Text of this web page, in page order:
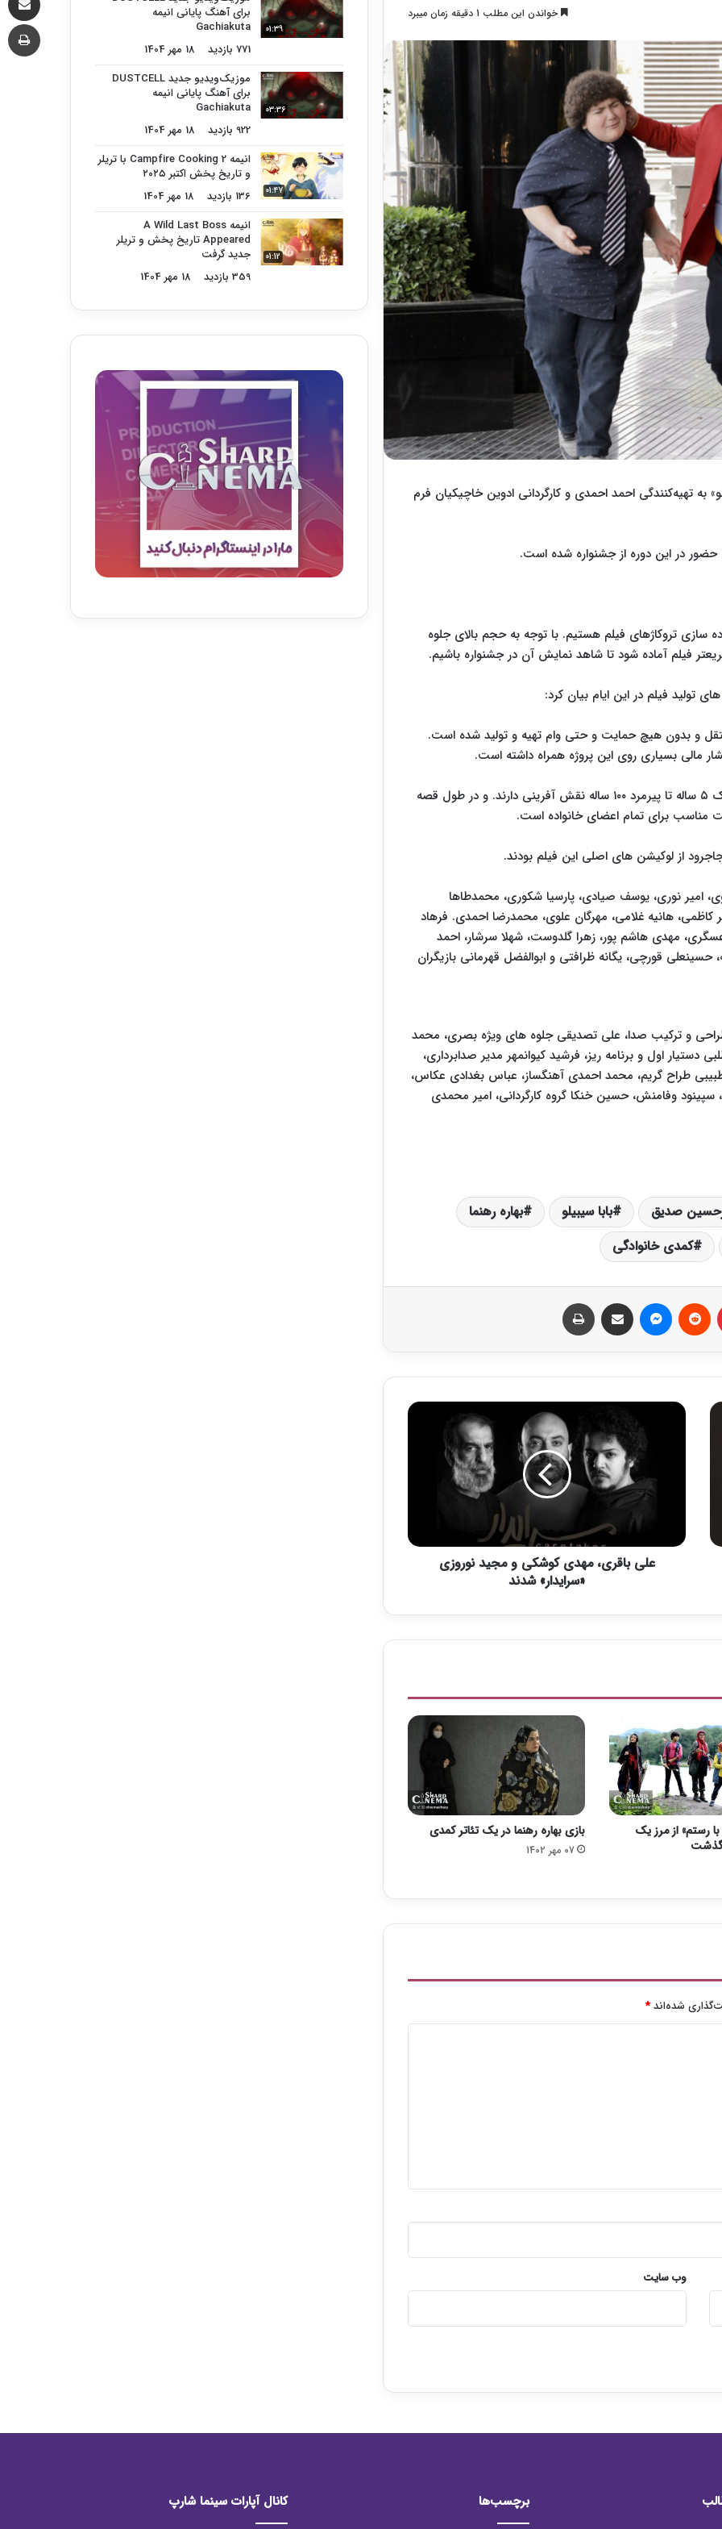
خواندن این مطلب 1 دقیقه زمان میبرد
به تهیه‌کنندگی احمد احمدی و کارگردانی ادوین خاچیکیان فرم
حضور در این دوره از جشنواره شده است.
سازی تروکاژهای فیلم هستیم. با توجه به حجم بالای جلوه
فیلم آماده شود تا شاهد نمایش آن در جشنواره باشیم.
تولید فیلم در این ایام بیان کرد:
و بدون هیچ حمایت و حتی وام تهیه و تولید شده است.
مالی بسیاری روی این پروژه همراه داشته است.
«بابا سیبیلو» یک کمدی خانوادگی است که در آن از کودک ۵ ساله تا پیرمرد ١٠٠ ساله نقش آفرینی دارند. و در طول قصه
مناسب برای تمام اعضای خانواده است.
از لوکیشن های اصلی این فیلم بودند.
امیر نوری، یوسف صیادی، پارسیا شکوری، محمدطاها
کاظمی، هانیه غلامی، مهرگان علوی، محمدرضا احمدی. فرهاد
مهدی هاشم پور، زهرا گلدوست، شهلا سرشار، احمد
قورچی، یگانه ظرافتی و ابوالفضل قهرمانی بازیگران
و ترکیب صدا، علی ‌تصدیقی جلوه های ویژه بصری، محمد
اول و برنامه ریز، فرشید کیوانمهر مدیر صدابرداری،
طراح گریم، محمد احمدی آهنگساز، عباس‌ بغدادی عکاس،
وفامنش، حسین خنکا گروه کارگردانی، امیر محمدی
صدیق بابا سیبیلو
بهاره رهنما
کمدی خانوادگی
ع
،
ی
ی
م
ج
ی
د
ن
و
ر
«
د
ا
ر
علی باقری، مهدی کوشکی و مجید نوروزی
«سرایدار» شدند
رستم» از مرز یک
گذشت
بازی بهاره رهنما در یک تئاتر کمدی
07 مهر 1402
شده‌اند*
وب‌ سایت
01:39
برای آهنگ پایانی انیمه
Gachiakuta
771 بازدید
18 مهر 1404
03:36
موزیک‌ویدیو جدید DUSTCELL
برای آهنگ پایانی انیمه
Gachiakuta
922 بازدید
18 مهر 1404
01:47
انیمه Campfire Cooking 2 با تریلر
و تاریخ پخش اکتبر ۲۰۲۵
136 بازدید
18 مهر 1404
01:12
انیمه A Wild Last Boss
Appeared تاریخ پخش و تریلر
جدید گرفت
359 بازدید
18 مهر 1404
برچسب‌ها کانال آپارات سینما شارپ